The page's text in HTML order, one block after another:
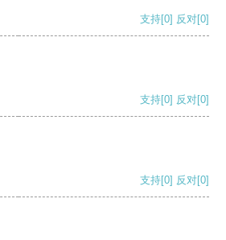
支持[0] 反对[0]
支持[0] 反对[0]
支持[0] 反对[0]